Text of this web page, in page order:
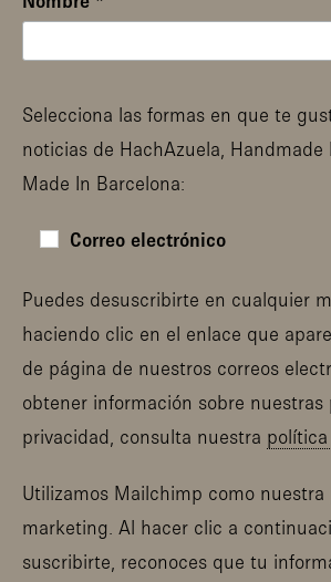
Selecciona las formas en que te
noticias de HachAzuela, Handmade
Made In Barcelona:
Correo electrónico
Puedes desuscribirte en cualquier
haciendo clic en el enlace que
de página de nuestros correos
obtener información sobre nuestras
privacidad, consulta nuestra
Utilizamos Mailchimp como nuestra
marketing. Al hacer clic a
suscribirte, reconoces que tu